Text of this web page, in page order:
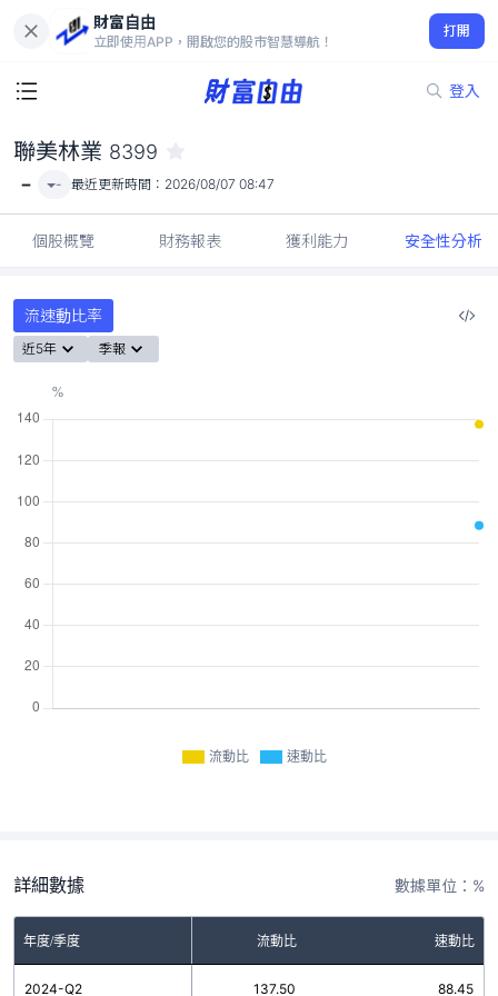
財富自由
立即使用APP，開啟您的股市智慧導航！
打開
登入
-
聯美林業 8399
- - 最近更新時間： 2026/08/07 08:47
個股概覽 財務報表 獲利能力 安全性分析
流速動比率
近5年 季報
流動比 速動比
詳細數據 數據單位：%
年度/季度 流動比 速動比
2024-Q2 137.50 88.45